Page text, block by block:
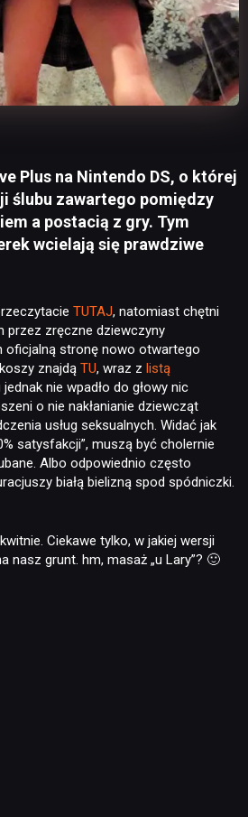
Plus na Nintendo DS, o której
ślubu zawartego pomiędzy
a postacią z gry. Tym
wcielają się prawdziwe
TUTAJ, natomiast chętni
przez zręczne dziewczyny
oficjalną stronę nowo otwartego
znajdą TU, wraz z listą
nie wpadło do głowy nic
o nie nakłanianie dziewcząt
usług seksualnych. Widać jak
satysfakcji”, muszą być cholernie
Albo odpowiednio często
białą bielizną spod spódniczki.
Ciekawe tylko, w jakiej wersji
nasz grunt. hm, masaż „u Lary”? 🙂